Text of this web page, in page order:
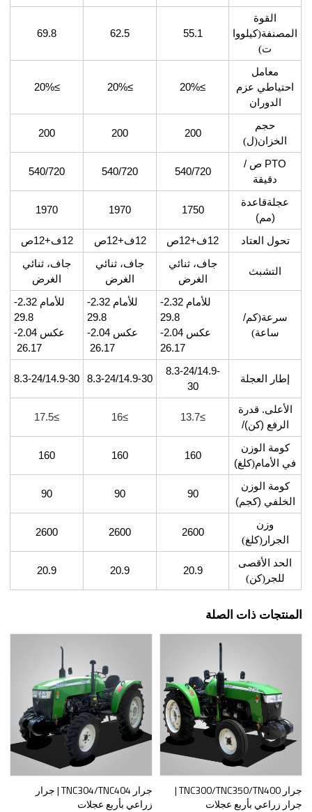
القوة
المصنفة(كيلووا
ت)
55.1
62.5
69.8
معامل
احتياطي عزم
الدوران
≥20%
≥20%
≥20%
حجم
الخزان(ل)
200
200
200
PTO ص /
دقيقة
540/720
540/720
540/720
عجلةقاعدة
(مم)
1750
1970
1970
تحول العتاد 12ف+12ص 12ف+12ص 12ف+12ص
التشبث
جاف، ثنائي
الغرض
جاف، ثنائي
الغرض
جاف، ثنائي
الغرض
سرعة(كم/
ساعة)
للأمام 2.32-
29.8
عكس 2.04-
26.17
للأمام 2.32-
29.8
عكس 2.04-
26.17
للأمام 2.32-
29.8
عكس 2.04-
26.17
إطار العجلة
8.3-24/14.9-
30
8.3-24/14.9-30
8.3-24/14.9-30
الأعلى. قدرة
الرفع (كن)/
≥13.7
≥16
≥17.5
كومة الوزن
في الأمام(كلغ)
160
160
160
كومة الوزن
الخلفي (كجم)
90
90
90
وزن
الجرار(كلغ)
2600
2600
2600
الحد الأقصى
للجر(كن)
20.9
20.9
20.9
المنتجات ذات الصلة
جرار TNC300/TNC350/TN400 |
جرار زراعي بأربع عجلات
جرار TNC304/TNC404 | جرار
زراعي بأربع عجلات